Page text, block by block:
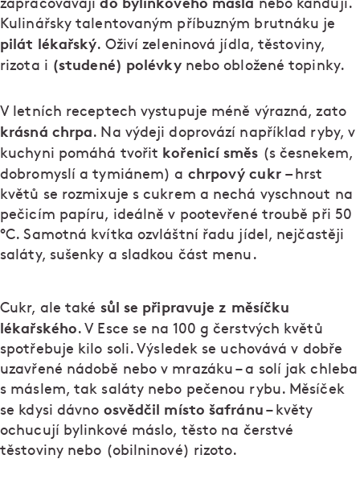
zapracovávají
nebo kandují.
Kulinářsky talentovaným příbuzným brutnáku je
pilát lékařský. Oživí zeleninová jídla, těstoviny,
rizota i (studené) polévkynebo obložené topinky.
V letních receptech vystupuje méně výrazná, zato
krásná chrpa. Na výdeji doprovází například ryby, v
kuchyni pomáhá tvořit kořenicí směs (s česnekem,
dobromyslí a tymiánem) a chrpový cukr – hrst
květů se rozmixuje s cukrem a nechá vyschnout na
pečicím papíru, ideálně v pootevřené troubě při 50
°C. Samotná kvítka ozvláštní řadu jídel, nejčastěji
saláty, sušenky a sladkou část menu.
Cukr, ale také sůl se připravuje z měsíčku
lékařského. V Esce se na 100 g čerstvých květů
spotřebuje kilo soli. Výsledek se uchovává v dobře
uzavřené nádobě nebo v mrazáku – a solí jak chleba
s máslem, tak saláty nebo pečenou rybu. Měsíček
se kdysi dávno osvědčil místo šafránu – květy
ochucují bylinkové máslo, těsto na čerstvé
těstoviny nebo (obilninové) rizoto.